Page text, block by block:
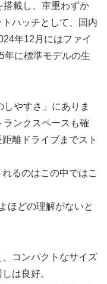
載し、車重わずか
ハッチとして、国内
年12月にはファイ
年に標準モデルの生
やすさ」にありま
ンクスペースも確
離ドライブまでスト
るのはこの中ではこ
ほどの理解がないと
コンパクトなサイズ
は良好。